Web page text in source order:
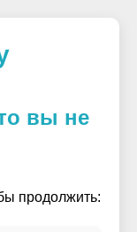
вы не
продолжить: